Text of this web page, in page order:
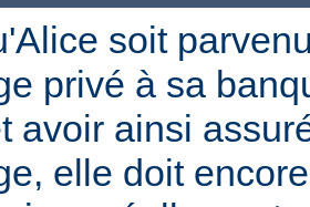
soit
privé à sa
avoir ainsi
elle doit